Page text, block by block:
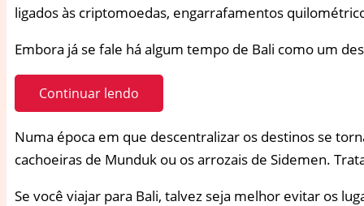
ligados às criptomoedas, engarrafamentos
Embora já se fale há algum tempo de Bali como um
Continuar lendo
Numa época em que descentralizar os destinos se
cachoeiras de Munduk ou os arrozais de Sidemen.
Se você viajar para Bali, talvez seja melhor evitar os